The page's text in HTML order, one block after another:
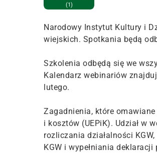
(1)
Narodowy Instytut Kultury i
wiejskich. Spotkania będą
Szkolenia odbędą się we
Kalendarz webinariów
lutego.
Zagadnienia, które
i kosztów (UEPiK). Udział w
rozliczania działalności
KGW i wypełniania deklaracji